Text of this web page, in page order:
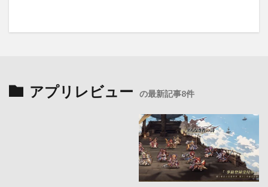
アプリレビュー の最新記事8件